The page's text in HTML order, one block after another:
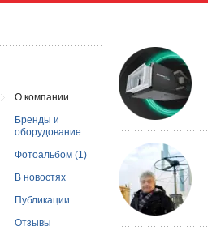
О компании
Бренды и
оборудование
Фотоальбом (1)
В новостях
Публикации
Отзывы